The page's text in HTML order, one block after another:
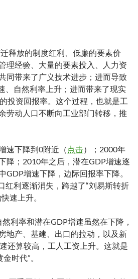
释放的制度红利、低廉的要素价
理经验、大量的要素投入、人力资
同带来了广义技术进步；进而导致
、自然利率上升；进而带来了现实
投资回报率。这个过程，也就是工
劳动人口不断向工业部门转移，推
速下降到0附近（ 点击）；2000年
降；2010年之后，潜在GDP增速逐
GDP增速下降，边际回报率下降。
红利逐渐消失，跨越了“刘易斯转折
速上升。
利率和潜在GDP增速虽然在下降，
地产、基建、出口的拉动，以及新
还算较高，工人工资上升。这就是
时代”。